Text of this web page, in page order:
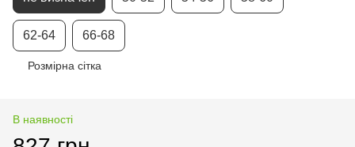
62-64 66-68
Розмірна сітка
В наявності